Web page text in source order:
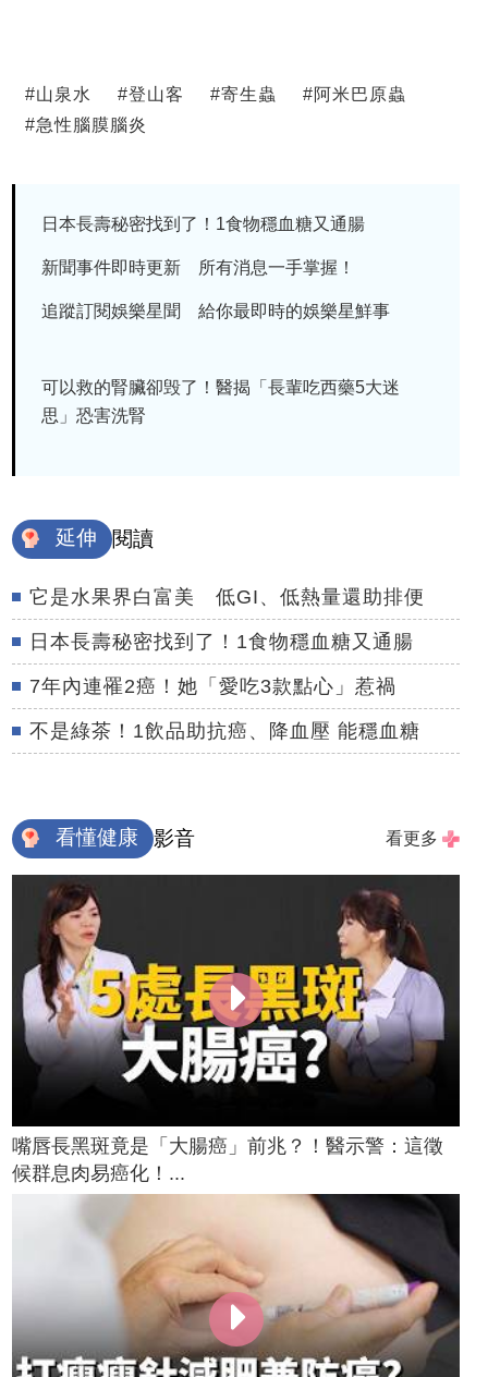
#山泉水 #登山客 #寄生蟲 #阿米巴原蟲
#急性腦膜腦炎
日本長壽秘密找到了！1食物穩血糖又通腸
新聞事件即時更新 所有消息一手掌握！
追蹤訂閱娛樂星聞 給你最即時的娛樂星鮮事
可以救的腎臟卻毁了！醫揭「長輩吃西藥5大迷
思」恐害洗腎
延伸 閱讀
它是水果界白富美 低GI、低熱量還助排便
日本長壽秘密找到了！1食物穩血糖又通腸
7年內連罹2癌！她「愛吃3款點心」惹禍
不是綠茶！1飲品助抗癌、降血壓 能穩血糖
看懂健康 影音 看更多
嘴唇長黑斑竟是「大腸癌」前兆？！醫示警：這徵
候群息肉易癌化！...